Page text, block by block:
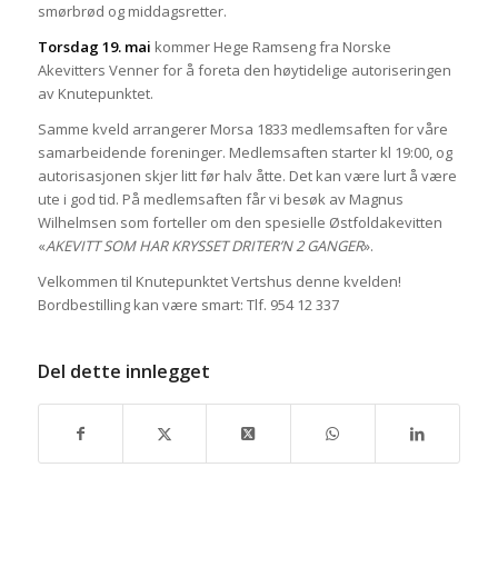
smørbrød og middagsretter.
Torsdag 19. mai kommer Hege Ramseng fra Norske
Akevitters Venner for å foreta den høytidelige autoriseringen
av Knutepunktet.
Samme kveld arrangerer Morsa 1833 medlemsaften for våre
samarbeidende foreninger. Medlemsaften starter kl 19:00, og
autorisasjonen skjer litt før halv åtte. Det kan være lurt å være
ute i god tid. På medlemsaften får vi besøk av Magnus
Wilhelmsen som forteller om den spesielle Østfoldakevitten
«AKEVITT SOM HAR KRYSSET DRITER’N 2 GANGER».
Velkommen til Knutepunktet Vertshus denne kvelden!
Bordbestilling kan være smart: Tlf. 954 12 337
Del dette innlegget